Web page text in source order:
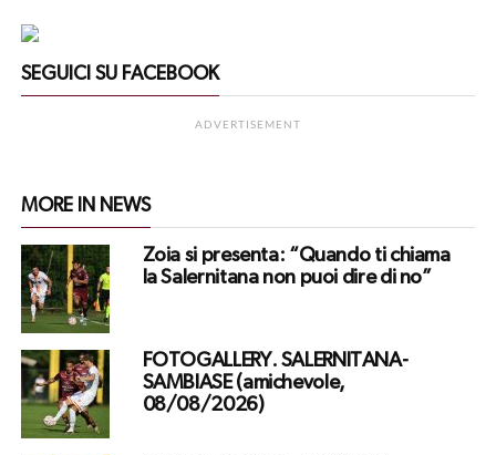
SEGUICI SU FACEBOOK
ADVERTISEMENT
MORE IN NEWS
Zoia si presenta: “Quando ti chiama
la Salernitana non puoi dire di no”
FOTOGALLERY. SALERNITANA-
SAMBIASE (amichevole,
08/08/2026)